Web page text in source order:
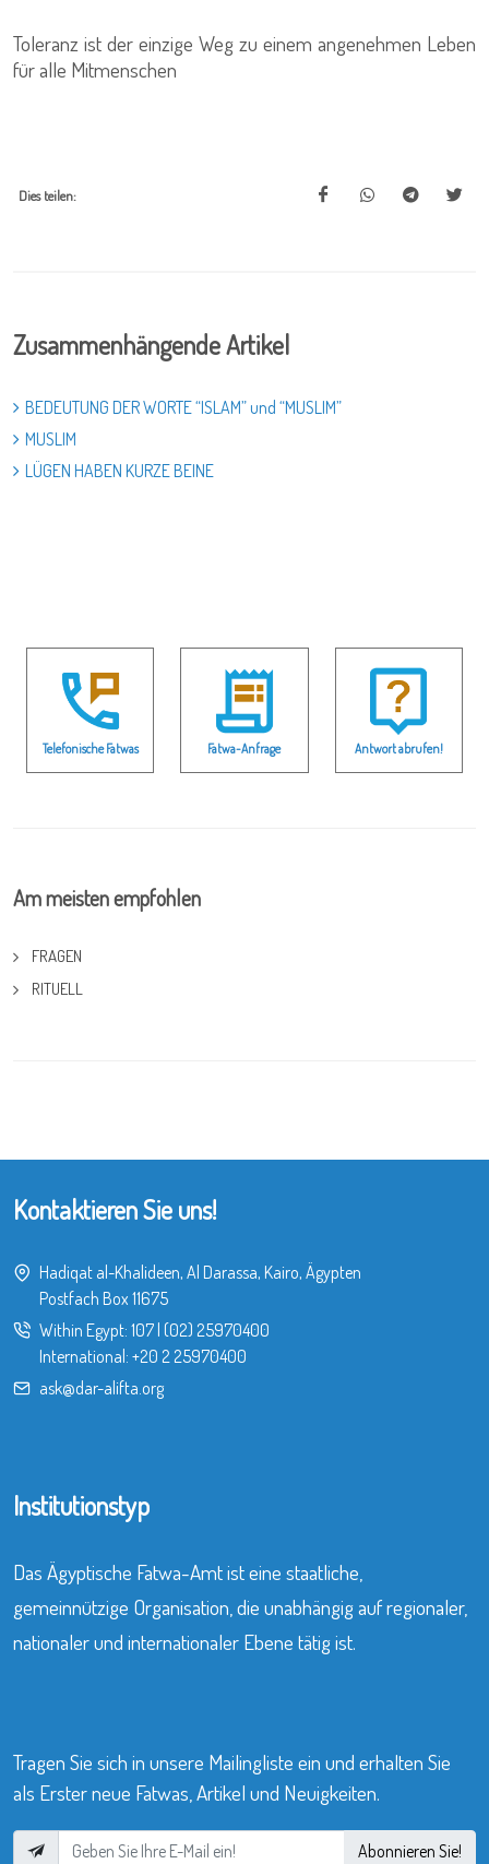
Toleranz ist der einzige Weg zu einem angenehmen Leben
für alle Mitmenschen
Dies teilen:
Zusammenhängende Artikel
BEDEUTUNG DER WORTE “ISLAM” und “MUSLIM”
MUSLIM
LÜGEN HABEN KURZE BEINE
Telefonische Fatwas Fatwa-Anfrage Antwort abrufen!
Am meisten empfohlen
FRAGEN
RITUELL
Kontaktieren Sie uns!
Hadiqat al-Khalideen, Al Darassa, Kairo, Ägypten
Postfach Box 11675
Within Egypt: 107| (02) 25970400
International: +20 2 25970400
ask@dar-alifta.org
Institutionstyp
Das Ägyptische Fatwa-Amt ist eine staatliche,
gemeinnützige Organisation, die unabhängig auf regionaler,
nationaler und internationaler Ebene tätig ist.
Tragen Sie sich in unsere Mailingliste ein und erhalten Sie
als Erster neue Fatwas, Artikel und Neuigkeiten.
Abonnieren Sie!